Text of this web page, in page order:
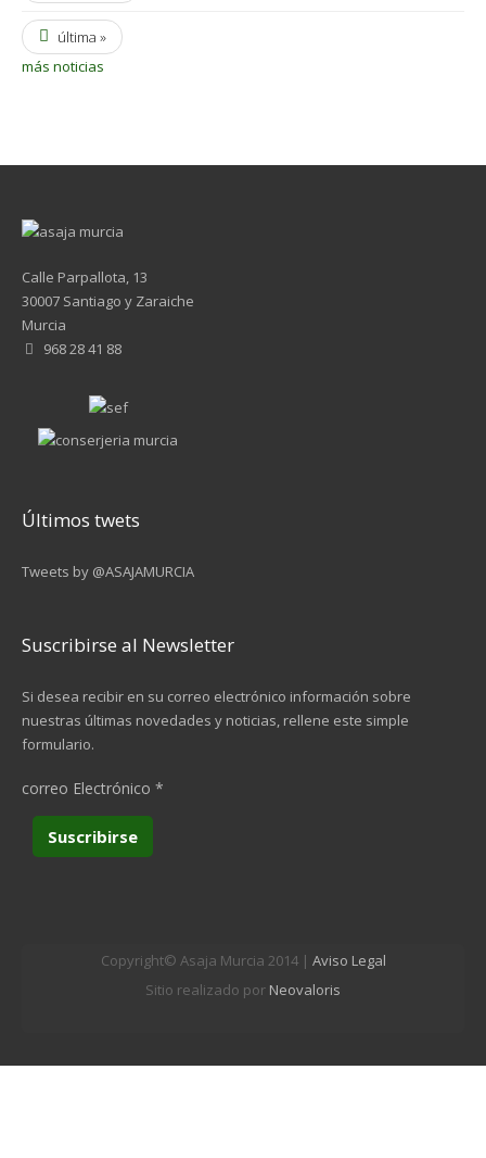
última »
más noticias
Calle Parpallota, 13
30007 Santiago y Zaraiche
Murcia
968 28 41 88
Últimos twets
Tweets by @ASAJAMURCIA
Suscribirse al Newsletter
Si desea recibir en su correo electrónico información sobre
nuestras últimas novedades y noticias, rellene este simple
formulario.
correo Electrónico *
Copyright© Asaja Murcia 2014 | Aviso Legal
Sitio realizado por Neovaloris